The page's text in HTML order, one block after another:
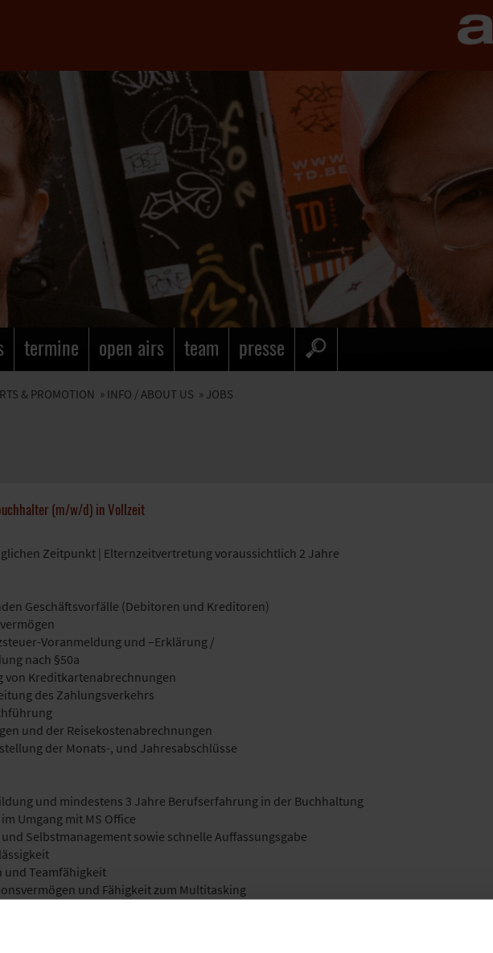
termine open airs team presse
& PROMOTION » INFO / ABOUT US » JOBS
(m/w/d) in Vollzeit
Zeitpunkt | Elternzeitvertretung voraussichtlich 2 Jahre
Geschäftsvorfälle (Debitoren und Kreditoren)
Voranmeldung und –Erklärung /
nach §50a
von Kreditkartenabrechnungen
des Zahlungsverkehrs
und der Reisekostenabrechnungen
der Monats-, und Jahresabschlüsse
und mindestens 3 Jahre Berufserfahrung in der Buchhaltung
Umgang mit MS Office
Selbstmanagement sowie schnelle Auffassungsgabe
und Teamfähigkeit
und Fähigkeit zum Multitasking
Tätigkeit in einem unternehmerischen Arbeitsumfeld